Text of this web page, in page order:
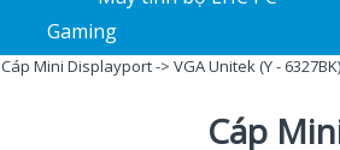
Gaming
Cáp Mini Displayport -> VGA Unitek (Y - 6327BK)
Cáp